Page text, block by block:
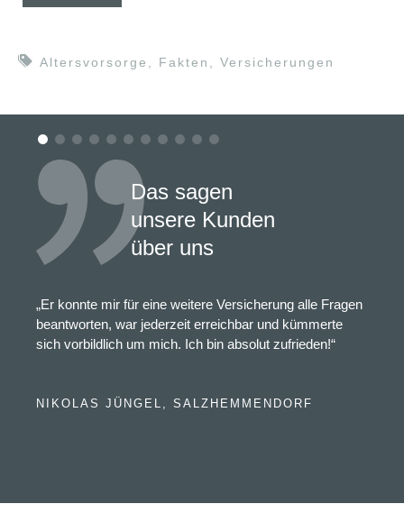
Altersvorsorge Fakten Versicherungen
Das sagen
unsere Kunden
über uns
„Er konnte mir für eine weitere Versicherung alle Fragen
beantworten, war jederzeit erreichbar und kümmerte
sich vorbildlich um mich. Ich bin absolut zufrieden!“
NIKOLAS JÜNGEL, SALZHEMMENDORF